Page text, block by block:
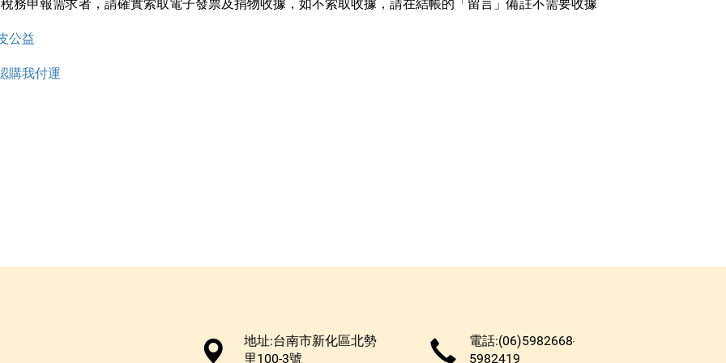
務申報需求者，請確實索取電子發票及捐物收據，如不索取收據，請在結帳的「留言」備註不需要收據
公益
購我付運
地址:台南市新化區北勢
里100-3號
電話:(06)5982668‧
5982419